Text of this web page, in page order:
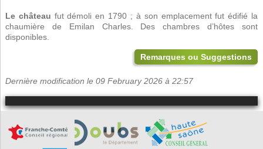
Le château fut démoli en 1790 ; à son emplacement fut édifié la
chaumière de Emilan Charles. Des chambres d’hôtes sont
disponibles.
Remarques ou Suggestions
Dernière modification le 09 February 2026 à 22:57